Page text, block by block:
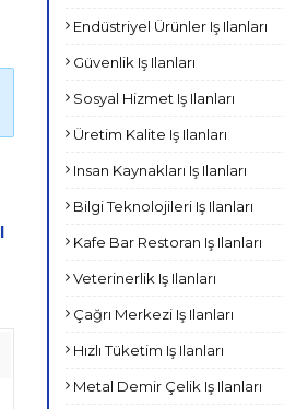
Endüstriyel Ürünler Iş Ilanları
Güvenlik Iş Ilanları
Sosyal Hizmet Iş Ilanları
Üretim Kalite Iş Ilanları
Insan Kaynakları Iş Ilanları
Bilgi Teknolojileri Iş Ilanları
Kafe Bar Restoran Iş Ilanları
Veterinerlik Iş Ilanları
Çağrı Merkezi Iş Ilanları
Hızlı Tüketim Iş Ilanları
Metal Demir Çelik Iş Ilanları